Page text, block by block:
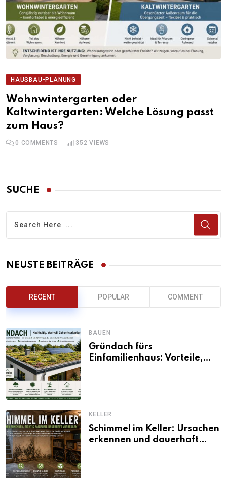
HAUSBAU-PLANUNG
Wohnwintergarten oder
Kaltwintergarten: Welche Lösung passt
zum Haus?
0 COMMENTS 352 VIEWS
SUCHE
NEUSTE BEITRÄGE
RECENT POPULAR COMMENT
BAUEN
Gründach fürs
Einfamilienhaus: Vorteile,
KELLER
Schimmel im Keller: Ursachen
erkennen und dauerhaft